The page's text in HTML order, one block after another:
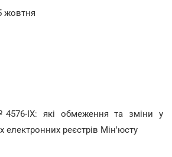
жовтня
IX: які обмеження та зміни у
електронних реєстрів Мін'юсту